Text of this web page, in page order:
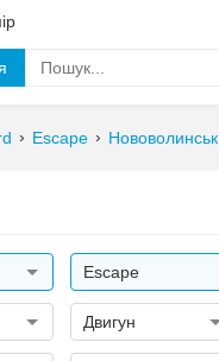
Escape Нововолинськ
Escape
Двигун